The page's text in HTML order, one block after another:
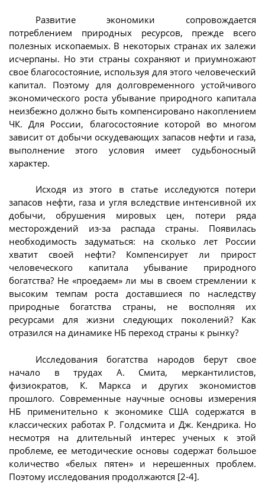
Развитие экономики сопровождается
потреблением природных ресурсов, прежде всего
полезных ископаемых. В некоторых странах их залежи
исчерпаны. Но эти страны сохраняют и приумножают
свое благосостояние, используя для этого человеческий
капитал. Поэтому для долговременного устойчивого
экономического роста убывание природного капитала
неизбежно должно быть компенсировано накоплением
ЧК. Для России, благосостояние которой во многом
зависит от добычи оскудевающих запасов нефти и газа,
выполнение этого условия имеет судьбоносный
характер.
Исходя из этого в статье исследуются потери
запасов нефти, газа и угля вследствие интенсивной их
добычи, обрушения мировых цен, потери ряда
месторождений из-за распада страны. Появилась
необходимость задуматься: на сколько лет России
хватит своей нефти? Компенсирует ли прирост
человеческого капитала убывание природного
богатства? Не «проедаем» ли мы в своем стремлении к
высоким темпам роста доставшиеся по наследству
природные богатства страны, не восполняя их
ресурсами для жизни следующих поколений? Как
отразился на динамике НБ переход страны к рынку?
Исследования богатства народов берут свое
начало в трудах А. Смита, меркантилистов,
физиократов, К. Маркса и других экономистов
прошлого. Современные научные основы измерения
НБ применительно к экономике США содержатся в
классических работах Р. Голдсмита и Дж. Кендрика. Но
несмотря на длительный интерес ученых к этой
проблеме, ее методические основы содержат большое
количество «белых пятен» и нерешенных проблем.
Поэтому исследования продолжаются [2-4].